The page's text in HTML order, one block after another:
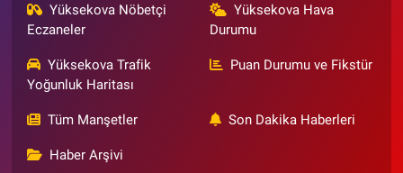
Yüksekova Nöbetçi
Eczaneler
Yüksekova Hava
Durumu
Yüksekova Trafik
Yoğunluk Haritası
Puan Durumu ve Fikstür
Tüm Manşetler Son Dakika Haberleri
Haber Arşivi